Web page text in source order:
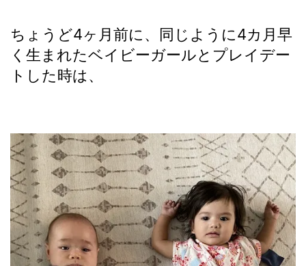
ちょうど4ヶ月前に、同じように4カ月早
く生まれたベイビーガールとプレイデー
トした時は、